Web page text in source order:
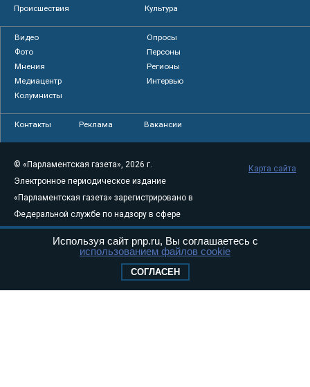
Происшествия
Культура
Видео
Опросы
Фото
Персоны
Мнения
Регионы
Медиацентр
Интервью
Колумнисты
Контакты Реклама Вакансии
© «Парламентская газета», 2026 г.
Электронное периодическое издание
«Парламентская газета» зарегистрировано в
Федеральной службе по надзору в сфере
связи, информационных технологий и
массовых коммуникаций (Роскомнадзор) 05
Свидетельство о регистрации Эл № ФС77-
Карта сайта
Используя сайт pnp.ru, Вы соглашаетесь с
использованием файлов cookie
СОГЛАСЕН